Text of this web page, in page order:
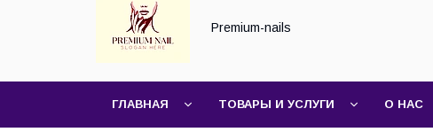
Premium-nails
ГЛАВНАЯ ТОВАРЫ И УСЛУГИ О НАС